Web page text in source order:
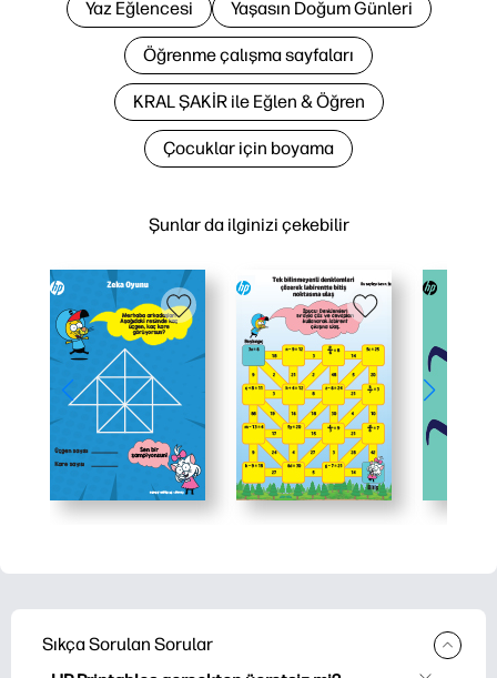
Şunlar da ilginizi çekebilir
Yaz Eğlencesi Yaşasın Doğum Günleri
Öğrenme çalışma sayfaları
KRAL ŞAKİR ile Eğlen & Öğren
Çocuklar için boyama
Sıkça Sorulan Sorular